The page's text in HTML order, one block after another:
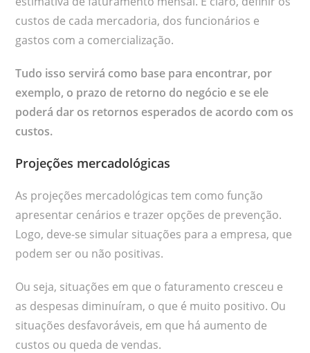
custos de cada mercadoria, dos funcionários e
gastos com a comercialização.
Tudo isso servirá como base para encontrar, por
exemplo, o prazo de retorno do negócio e se ele
poderá dar os retornos esperados de acordo com os
custos.
Projeções mercadológicas
As projeções mercadológicas tem como função
apresentar cenários e trazer opções de prevenção.
Logo, deve-se simular situações para a empresa, que
podem ser ou não positivas.
Ou seja, situações em que o faturamento cresceu e
as despesas diminuíram, o que é muito positivo. Ou
situações desfavoráveis, em que há aumento de
custos ou queda de vendas.